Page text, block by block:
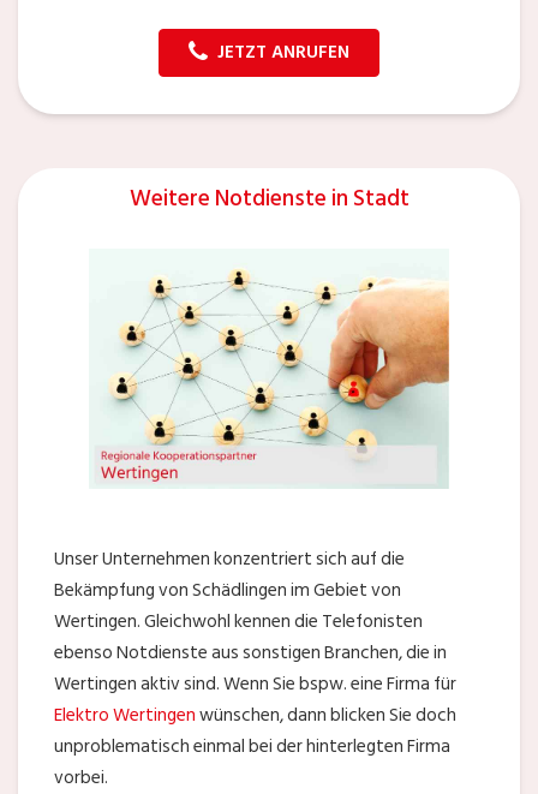
JETZT ANRUFEN
Weitere Notdienste in Stadt
Unser Unternehmen konzentriert sich auf die
Bekämpfung von Schädlingen im Gebiet von
Wertingen. Gleichwohl kennen die Telefonisten
ebenso Notdienste aus sonstigen Branchen, die in
Wertingen aktiv sind. Wenn Sie bspw. eine Firma für
Elektro Wertingenwünschen, dann blicken Sie doch
unproblematisch einmal bei der hinterlegten Firma
vorbei.